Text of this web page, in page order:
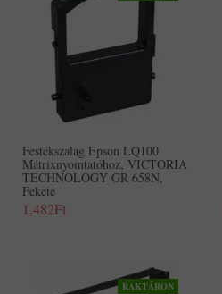
Festékszalag Epson LQ100
Mátrixnyomtatóhoz, VICTORIA
TECHNOLOGY GR 658N,
Fekete
1,482Ft
RAKTÁRON